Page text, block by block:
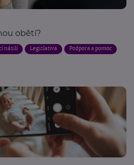
obětí?
násilí Legislativa
Podpora a pomoc